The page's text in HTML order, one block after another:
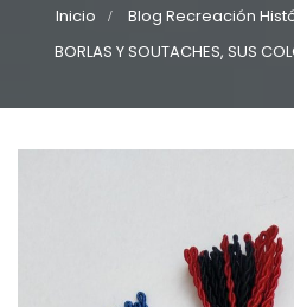
Inicio Blog Recreación
BORLAS Y SOUTACHES, SUS